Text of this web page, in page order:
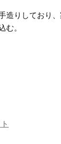
造りしており
む。